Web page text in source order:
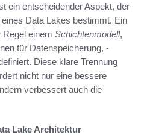
ein entscheidender Aspekt, der
Data Lakes bestimmt. Ein
einem Schichtenmodell,
für Datenspeicherung, -
Diese klare Trennung
nicht nur eine bessere
verbessert auch die
Lake Architektur